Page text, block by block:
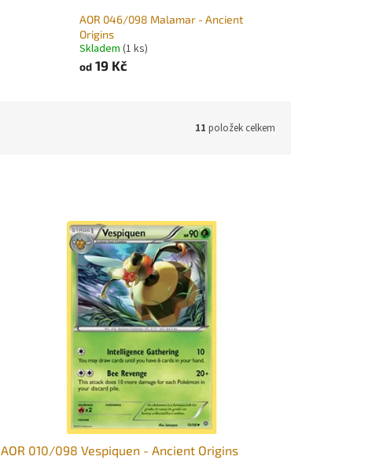
AOR 046/098 Malamar - Ancient
Origins
Skladem (1 ks)
od19 Kč
11 položek celkem
AOR 010/098 Vespiquen - Ancient Origins